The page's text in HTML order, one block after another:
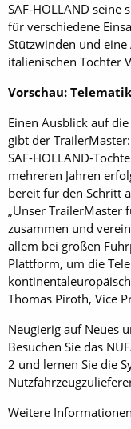
SAF-HOLLAND seine
für verschiedene
Stützwinden und
italienischen Tochter
Vorschau:
Einen Ausblick auf
gibt der
SAF-HOLLAND-
mehreren Jahren
bereit für den Schritt
„Unser TrailerMaster
zusammen und
allem bei großen
Plattform, um die
Thomas Piroth, Vice
Neugierig auf Neues
Besuchen Sie das
2 und lernen Sie die
Weitere